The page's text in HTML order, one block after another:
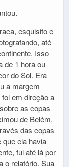
esquisito e
até
Isso
de 1 hora ou
do Sol. Era
a margem
em direção a
as copas
de Belém,
das copas
que ela havia
fui até lá por
o relatório. Sua